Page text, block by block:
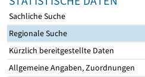
Sachliche Suche
Regionale Suche
Kürzlich bereitgestellte Daten
Allgemeine Angaben, Zuordnungen